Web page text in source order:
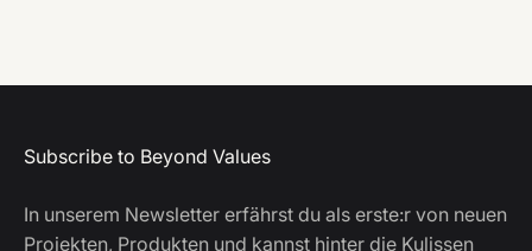
Subscribe to Beyond Values
In unserem Newsletter erfährst du als erste:r von neuen
Projekten, Produkten und kannst hinter die Kulissen